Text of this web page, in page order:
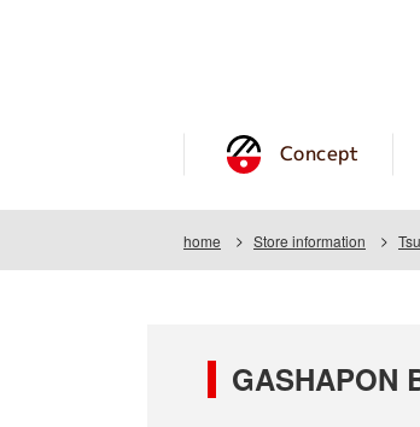
Concept
home Store information
GASHAPON